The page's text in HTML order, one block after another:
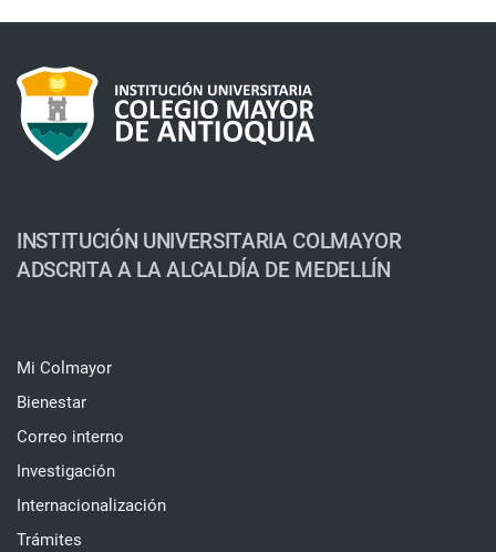
INSTITUCIÓN UNIVERSITARIA COLMAYOR
ADSCRITA A LA ALCALDÍA DE MEDELLÍN
Mi Colmayor
Bienestar
Correo interno
Investigación
Internacionalización
Trámites